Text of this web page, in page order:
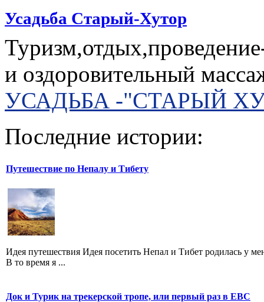
Усадьба Старый-Хутор
и оздоровительный
УСАДЬБА -"СТАРЫЙ
Последние истории:
Путешествие по Непалу и Тибету
Идея путешествия Идея посетить Непал и Тибет родилась у
В то время я ...
Док и Турик на трекерской тропе, или первый раз в ЕВС